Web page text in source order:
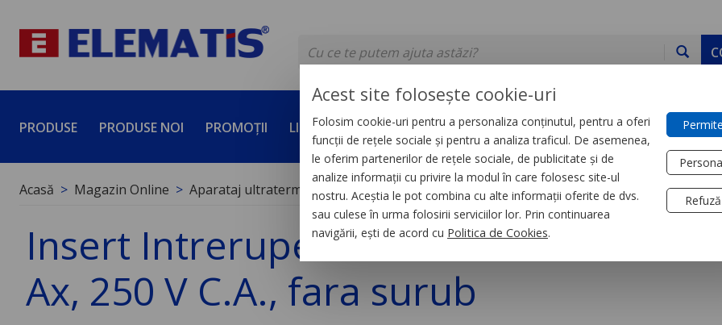
PRODUSE PRODUSE NOI PROMOȚII LICHIDĂRI DE STOC SERVICII DEVINO PARTENER CONTACT
Acasă Magazin Online Aparataj ultraterminal Merten System
Insert Intrerupentru1P cu
Ax, 250 V C.A., fara surub
Acest site folosește cookie-uri
Folosim cookie-uri pentru a personaliza conținutul, pentru a oferi
funcții de rețele sociale și pentru a analiza traficul. De asemenea,
le oferim partenerilor de rețele sociale, de publicitate și de
analize informații cu privire la modul în care folosesc site-ul
nostru. Aceștia le pot combina cu alte informații oferite de dvs.
sau culese în urma folosirii serviciilor lor. Prin continuarea
navigării, ești de acord cu Politica de Cookies.